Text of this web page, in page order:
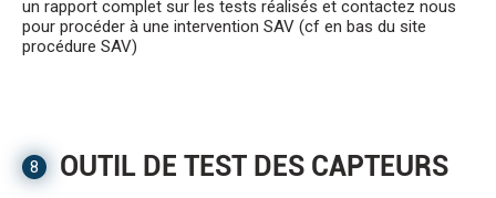
un rapport complet sur les tests réalisés et contactez nous
pour procéder à une intervention SAV (cf en bas du site
procédure SAV)
8 OUTIL DE TEST DES CAPTEURS